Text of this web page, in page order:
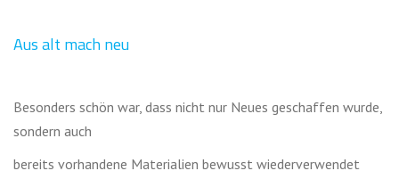
Aus alt mach neu
Besonders schön war, dass nicht nur Neues geschaffen wurde,
sondern auch
bereits vorhandene Materialien bewusst wiederverwendet